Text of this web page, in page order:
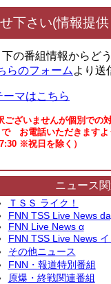
下さい(情報提
の番組情報からどう
らのフォーム より送
マはこちら
ざいませんが個別での
お電話いただきますよ
※祝日を除く）
ニュース
ＴＳＳ ライク！
FNN TSS Live News
FNN Live News α
FNN TSS Live News
その他ニュース
FNN・報道特別番組
原爆・終戦関連番組